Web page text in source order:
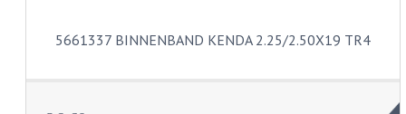
5661337 BINNENBAND KENDA 2.25/2.50X19 TR4